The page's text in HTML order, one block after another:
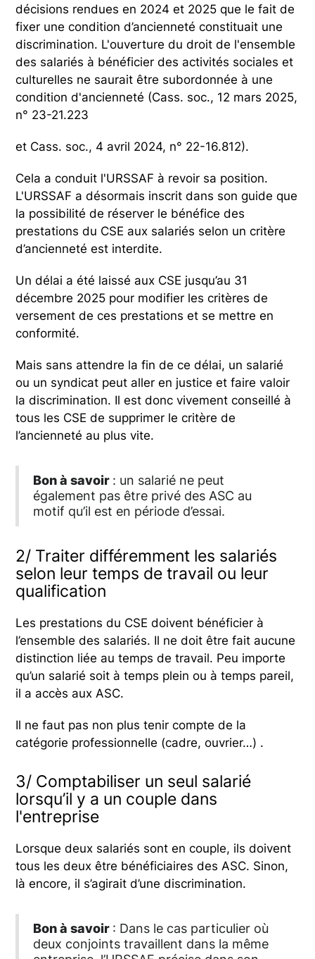
décisions rendues en 2024 et 2025 que le fait de
fixer une condition d’ancienneté constituait une
discrimination. L'ouverture du droit de l'ensemble
des salariés à bénéficier des activités sociales et
culturelles ne saurait être subordonnée à une
condition d'ancienneté (Cass. soc., 12 mars 2025,
n° 23-21.223
et Cass. soc., 4 avril 2024, n° 22-16.812).
Cela a conduit l'URSSAF à revoir sa position.
L'URSSAF a désormais inscrit dans son guide que
la possibilité de réserver le bénéfice des
prestations du CSE aux salariés selon un critère
d’ancienneté est interdite.
Un délai a été laissé aux CSE jusqu’au 31
décembre 2025 pour modifier les critères de
versement de ces prestations et se mettre en
conformité.
Mais sans attendre la fin de ce délai, un salarié
ou un syndicat peut aller en justice et faire valoir
la discrimination. Il est donc vivement conseillé à
tous les CSE de supprimer le critère de
l’ancienneté au plus vite.
Bon à savoir : un salarié ne peut
également pas être privé des ASC au
motif qu’il est en période d’essai.
2/ Traiter différemment les salariés
selon leur temps de travail ou leur
qualification
Les prestations du CSE doivent bénéficier à
l’ensemble des salariés. Il ne doit être fait aucune
distinction liée au temps de travail. Peu importe
qu’un salarié soit à temps plein ou à temps pareil,
il a accès aux ASC.
Il ne faut pas non plus tenir compte de la
catégorie professionnelle (cadre, ouvrier…) .
3/ Comptabiliser un seul salarié
lorsqu’il y a un couple dans
l'entreprise
Lorsque deux salariés sont en couple, ils doivent
tous les deux être bénéficiaires des ASC. Sinon,
là encore, il s’agirait d’une discrimination.
Bon à savoir : Dans le cas particulier où
deux conjoints travaillent dans la même